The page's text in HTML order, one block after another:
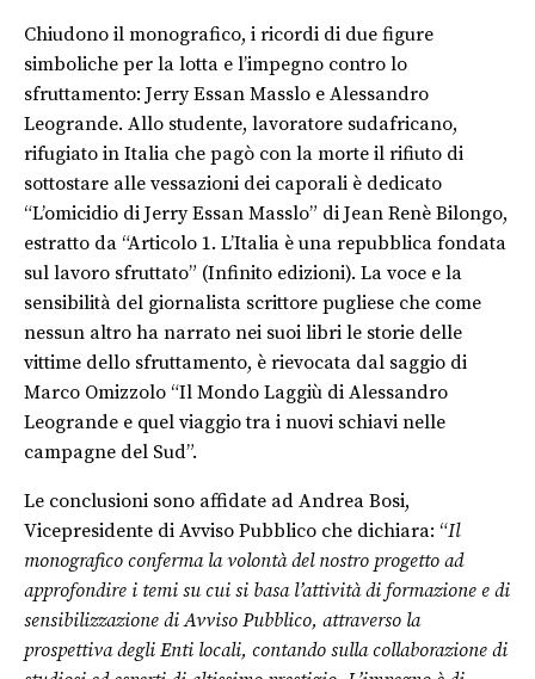
Chiudono il monografico, i ricordi di due figure
simboliche per la lotta e l’impegno contro lo
sfruttamento: Jerry Essan Masslo e Alessandro
Leogrande. Allo studente, lavoratore sudafricano,
rifugiato in Italia che pagò con la morte il rifiuto di
sottostare alle vessazioni dei caporali è dedicato
“L’omicidio di Jerry Essan Masslo” di Jean Renè Bilongo,
estratto da “Articolo 1. L’Italia è una repubblica fondata
sul lavoro sfruttato” (Infinito edizioni). La voce e la
sensibilità del giornalista scrittore pugliese che come
nessun altro ha narrato nei suoi libri le storie delle
vittime dello sfruttamento, è rievocata dal saggio di
Marco Omizzolo “Il Mondo Laggiù di Alessandro
Leogrande e quel viaggio tra i nuovi schiavi nelle
campagne del Sud”.
Le conclusioni sono affidate ad Andrea Bosi,
Vicepresidente di Avviso Pubblico che dichiara: “Il
monografico conferma la volontà del nostro progetto ad
approfondire i temi su cui si basa l’attività di formazione e di
sensibilizzazione di Avviso Pubblico, attraverso la
prospettiva degli Enti locali, contando sulla collaborazione di